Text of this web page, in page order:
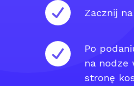
Zacznij
Po
na nodze
stronę